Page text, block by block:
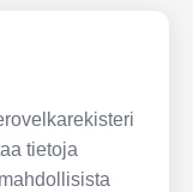
tietoja